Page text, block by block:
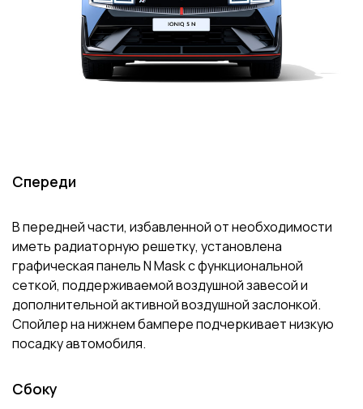
Спереди
В передней части, избавленной от необходимости
иметь радиаторную решетку, установлена
графическая панель N Mask с функциональной
сеткой, поддерживаемой воздушной завесой и
дополнительной активной воздушной заслонкой.
Спойлер на нижнем бампере подчеркивает низкую
посадку автомобиля.
Сбоку